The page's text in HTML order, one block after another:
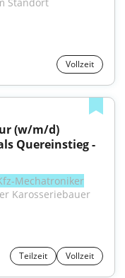
Vollzeit
(w/m/d)
Quereinstieg -
Mechatroniker
Karosseriebauer
Teilzeit Vollzeit